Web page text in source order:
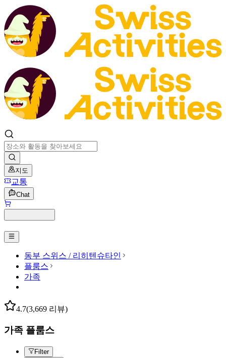
지도
교통
Chat
동부 스위스 / 리히텐슈타인
플룸스
가족
4.7(3,669 리뷰)
가족 플룸스
Filter